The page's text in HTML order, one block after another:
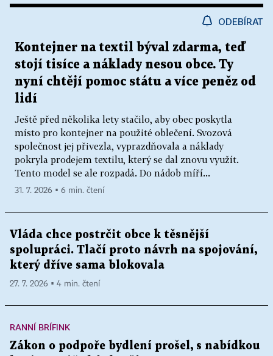
ODEBÍRAT
Kontejner na textil býval zdarma, teď
stojí tisíce a náklady nesou obce. Ty
nyní chtějí pomoc státu a více peněz od
lidí
Ještě před několika lety stačilo, aby obec poskytla
místo pro kontejner na použité oblečení. Svozová
společnost jej přivezla, vyprazdňovala a náklady
pokryla prodejem textilu, který se dal znovu využít.
Tento model se ale rozpadá. Do nádob míří...
31. 7. 2026 ▪ 6 min. čtení
Vláda chce postrčit obce k těsnější
spolupráci. Tlačí proto návrh na spojování,
který dříve sama blokovala
27. 7. 2026 ▪ 4 min. čtení
RANNÍ BRÍFINK
Zákon o podpoře bydlení prošel, s nabídkou